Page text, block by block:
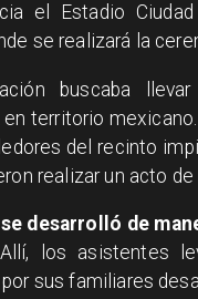
el Estadio
se realizará la
buscaba
territorio
del recinto
realizar un acto
desarrolló de
los asistentes
sus familiares